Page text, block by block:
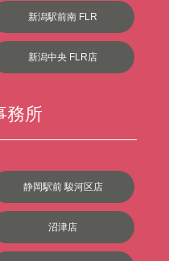
新潟駅前南 FLR
新潟中央 FLR店
務所
静岡駅前 駿河区店
沼津店